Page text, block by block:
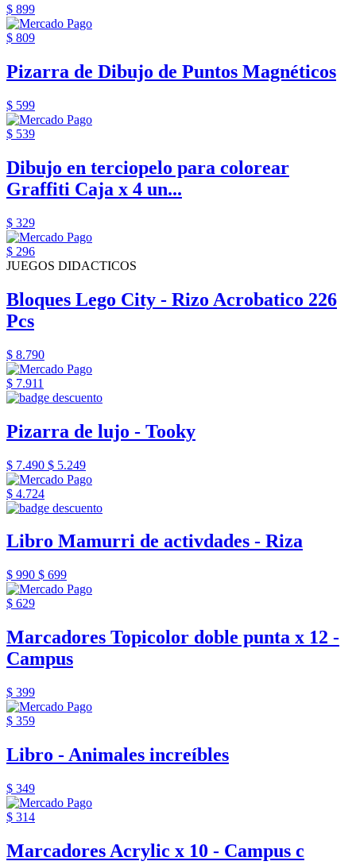
$ 899
$ 809
Pizarra de Dibujo de Puntos Magnéticos
$ 599
$ 539
Dibujo en terciopelo para colorear
Graffiti Caja x 4 un...
$ 329
$ 296
JUEGOS DIDACTICOS
Bloques Lego City - Rizo Acrobatico 226
Pcs
$ 8.790
$ 7.911
Pizarra de lujo - Tooky
$ 7.490 $ 5.249
$ 4.724
Libro Mamurri de activdades - Riza
$ 990 $ 699
$ 629
Marcadores Topicolor doble punta x 12 -
Campus
$ 399
$ 359
Libro - Animales increíbles
$ 349
$ 314
Marcadores Acrylic x 10 - Campus c